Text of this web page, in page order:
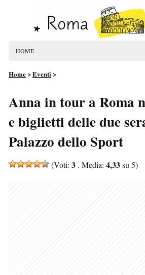
HOME
Home>Eventi>
Anna in tour a Roma
e biglietti delle due
Palazzo dello Sport
(Voti: 3 . Media: 4,33su 5)